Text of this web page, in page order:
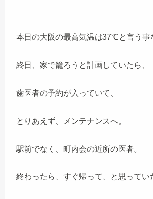
本日の大阪の最高気温は37℃と言う事
終日、家で籠ろうと計画していたら、
歯医者の予約が入っていて、
とりあえず、メンテナンスへ。
駅前でなく、町内会の近所の医者。
終わったら、すぐ帰って、と思ってい